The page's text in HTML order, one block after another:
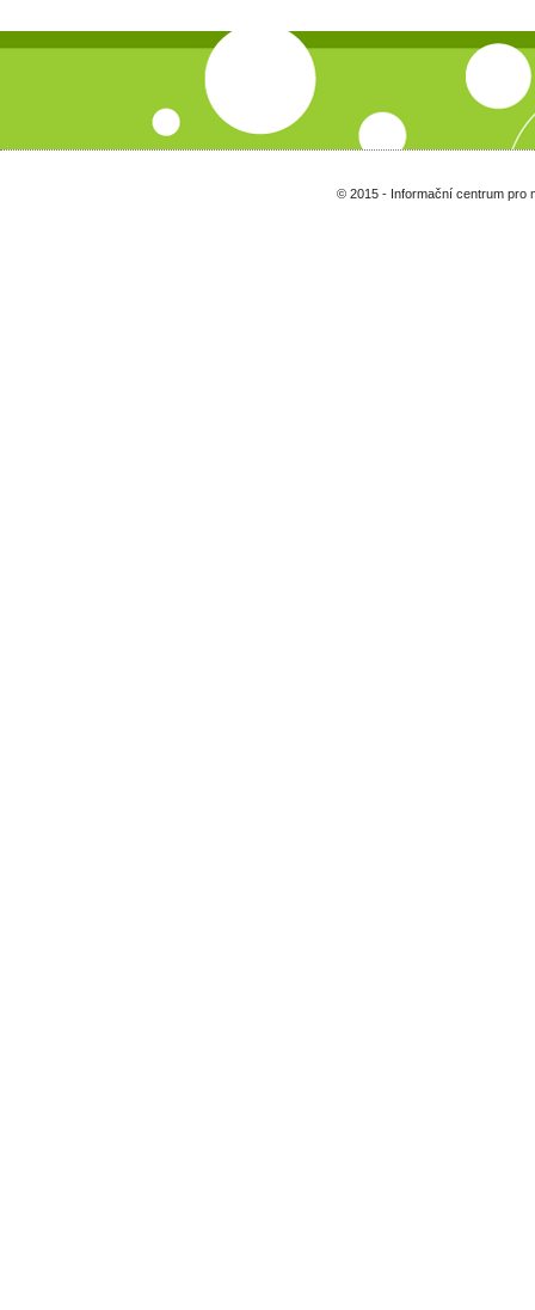
© 2015 - Informační centrum pro